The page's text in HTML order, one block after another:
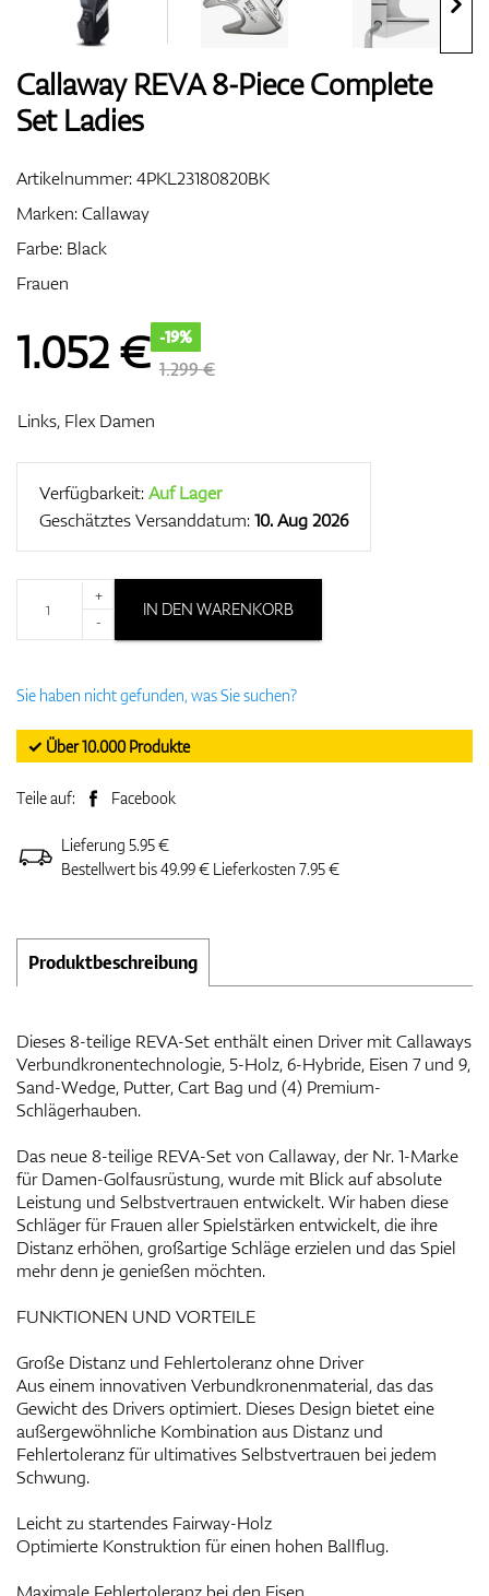
Bags
Entfernungsmesser & GPS
Callaway REVA 8-Piece Complete
Set Ladies
Artikelnummer:4PKL23180820BK
Marken:Callaway
Farbe: Black
Frauen
1.052€ -19%
1.299 €
Links, Flex Damen
Verfügbarkeit:Auf Lager
Geschätztes Versanddatum:10. Aug 2026
+
-
IN DEN WARENKORB
Sie haben nicht gefunden, was Sie suchen?
✓ Über 10.000 Produkte
Teile auf: Facebook
Lieferung 5.95 €
Bestellwert bis 49.99 € Lieferkosten 7.95 €
Produktbeschreibung
Dieses 8-teilige REVA-Set enthält einen Driver mit Callaways
Verbundkronentechnologie, 5-Holz, 6-Hybride, Eisen 7 und 9,
Sand-Wedge, Putter, Cart Bag und (4) Premium-
Schlägerhauben.
Das neue 8-teilige REVA-Set von Callaway, der Nr. 1-Marke
für Damen-Golfausrüstung, wurde mit Blick auf absolute
Leistung und Selbstvertrauen entwickelt. Wir haben diese
Schläger für Frauen aller Spielstärken entwickelt, die ihre
Distanz erhöhen, großartige Schläge erzielen und das Spiel
mehr denn je genießen möchten.
FUNKTIONEN UND VORTEILE
Große Distanz und Fehlertoleranz ohne Driver
Aus einem innovativen Verbundkronenmaterial, das das
Gewicht des Drivers optimiert. Dieses Design bietet eine
außergewöhnliche Kombination aus Distanz und
Fehlertoleranz für ultimatives Selbstvertrauen bei jedem
Schwung.
Leicht zu startendes Fairway-Holz
Optimierte Konstruktion für einen hohen Ballflug.